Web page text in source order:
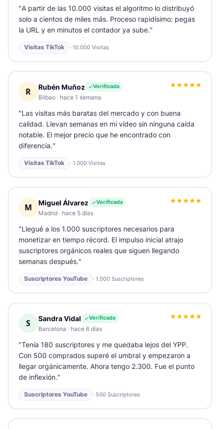
"A partir de las 10.000 visitas el algoritmo lo distribuyó
solo a cientos de miles más. Proceso rapidísimo: pegas
la URL y en minutos el contador ya sube."
Visitas TikTok · 10.000 Visitas
R Rubén Muñoz Verificada
Bilbao· hace 1 semana
"Las visitas más baratas del mercado y con buena
calidad. Llevan semanas en mi vídeo sin ninguna caída
notable. El mejor precio que he encontrado con
diferencia."
Visitas TikTok · 1.000 Visitas
M Miguel Álvarez Verificada
Madrid· hace 5 días
"Llegué a los 1.000 suscriptores necesarios para
monetizar en tiempo récord. El impulso inicial atrajo
suscriptores orgánicos reales que siguen llegando
semanas después."
Suscriptores YouTube · 1.000 Suscriptores
S Sandra Vidal Verificada
Barcelona · hace 6 días
"Tenía 180 suscriptores y me quedaba lejos del YPP.
Con 500 comprados superé el umbral y empezaron a
llegar orgánicamente. Ahora tengo 2.300. Fue el punto
de inflexión."
Suscriptores YouTube · 500 Suscriptores